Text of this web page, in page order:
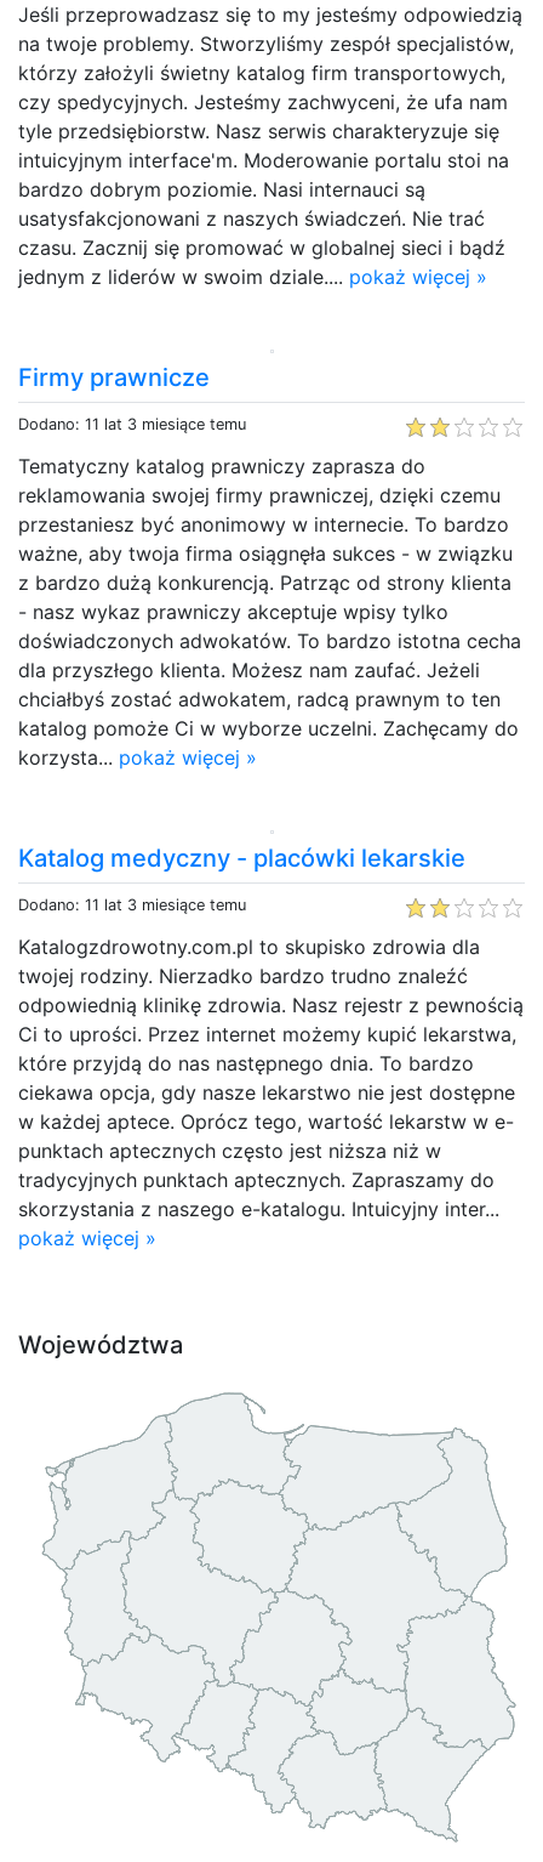
Jeśli przeprowadzasz się to my jesteśmy odpowiedzią
na twoje problemy. Stworzyliśmy zespół specjalistów,
którzy założyli świetny katalog firm transportowych,
czy spedycyjnych. Jesteśmy zachwyceni, że ufa nam
tyle przedsiębiorstw. Nasz serwis charakteryzuje się
intuicyjnym interface'm. Moderowanie portalu stoi na
bardzo dobrym poziomie. Nasi internauci są
usatysfakcjonowani z naszych świadczeń. Nie trać
czasu. Zacznij się promować w globalnej sieci i bądź
jednym z liderów w swoim dziale.... pokaż więcej »
Firmy prawnicze
Dodano: 11 lat 3 miesiące temu
Tematyczny katalog prawniczy zaprasza do
reklamowania swojej firmy prawniczej, dzięki czemu
przestaniesz być anonimowy w internecie. To bardzo
ważne, aby twoja firma osiągnęła sukces - w związku
z bardzo dużą konkurencją. Patrząc od strony klienta
- nasz wykaz prawniczy akceptuje wpisy tylko
doświadczonych adwokatów. To bardzo istotna cecha
dla przyszłego klienta. Możesz nam zaufać. Jeżeli
chciałbyś zostać adwokatem, radcą prawnym to ten
katalog pomoże Ci w wyborze uczelni. Zachęcamy do
korzysta... pokaż więcej »
Katalog medyczny - placówki lekarskie
Dodano: 11 lat 3 miesiące temu
Katalogzdrowotny.com.pl to skupisko zdrowia dla
twojej rodziny. Nierzadko bardzo trudno znaleźć
odpowiednią klinikę zdrowia. Nasz rejestr z pewnością
Ci to uprości. Przez internet możemy kupić lekarstwa,
które przyjdą do nas następnego dnia. To bardzo
ciekawa opcja, gdy nasze lekarstwo nie jest dostępne
w każdej aptece. Oprócz tego, wartość lekarstw w e-
punktach aptecznych często jest niższa niż w
tradycyjnych punktach aptecznych. Zapraszamy do
skorzystania z naszego e-katalogu. Intuicyjny inter...
pokaż więcej »
Województwa